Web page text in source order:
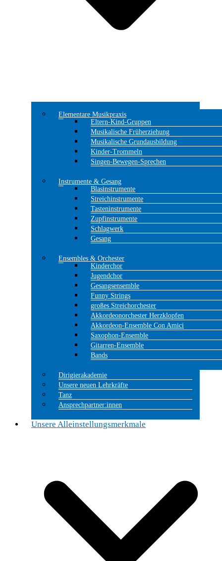
Elementare Musikpraxis
Eltern-Kind-Gruppen
Musikalische Früherziehung
Musikalische Grundausbildung
Kinder-Trommeln
Singen-Bewegen-Sprechen
Instrumente & Gesang
Blasinstrumente
Streichinstrumente
Tasteninstrumente
Zupfinstrumente
Schlagwerk
Gesang
Ensembles & Orchester
Kinderchor
Jugendchor
Gesangsensemble
Funny Strings
großes Streichorchester
Akkordeonorchester Herzklopfen
Akkordeon-Ensemble Con Amici
Saxophon-Ensemble
Gitarren-Ensemble
Bands
Dirigierakademie
Unsere neuen Lehrkräfte
Tanz
Ansprechpartner:innen
Unsere Alleinstellungsmerkmale